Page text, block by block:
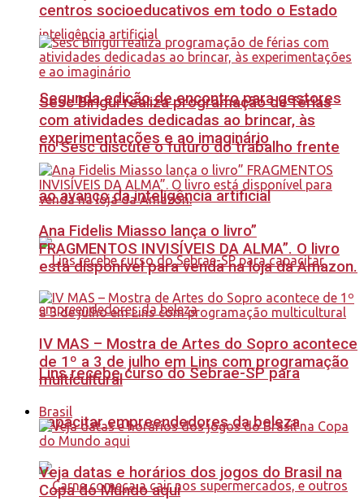
Segunda edição de encontro para gestores
no Sesc discute o futuro do trabalho frente
ao avanço da inteligência artificial
Lins recebe curso do Sebrae-SP para
capacitar empreendedores da beleza
centros socioeducativos em todo o Estado
Sesc Birigui realiza programação de férias
com atividades dedicadas ao brincar, às
experimentações e ao imaginário
Ana Fidelis Miasso lança o livro”
FRAGMENTOS INVISÍVEIS DA ALMA”. O livro
está disponível para venda na loja da Amazon.
IV MAS – Mostra de Artes do Sopro acontece
de 1º a 3 de julho em Lins com programação
multicultural
Brasil
Veja datas e horários dos jogos do Brasil na
Copa do Mundo aqui